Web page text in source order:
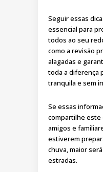
Seguir essas
essencial para
todos ao seu
como a revisão
alagadas e
toda a diferença
tranquila e sem
Se essas
compartilhe este
amigos e
estiverem
chuva, maior
estradas.